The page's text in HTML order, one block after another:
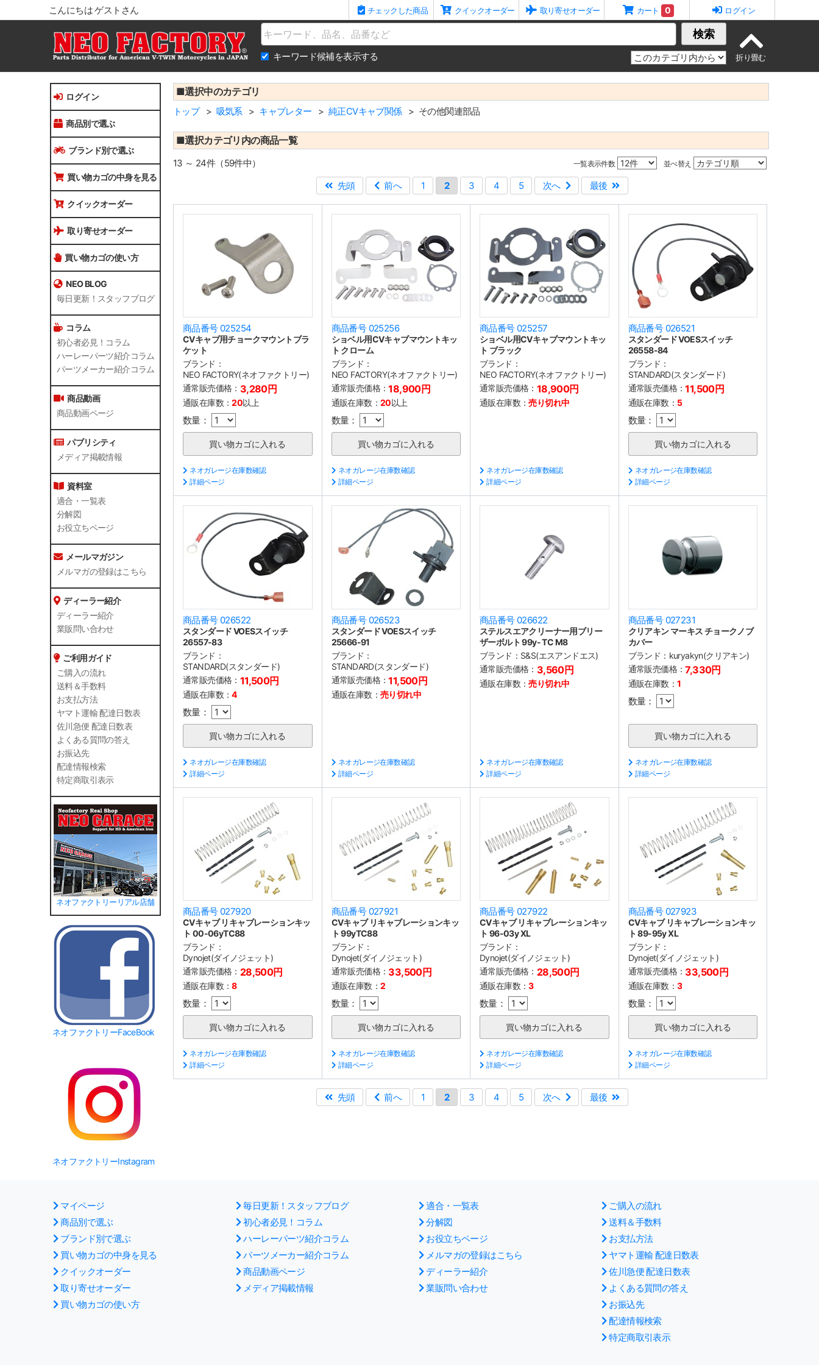
こんにちは ゲストさん チェックした商品 クイックオーダー 取り寄せオーダー カート 0 ログイン
Name 検索
キーワード候補を表示する
ログイン
商品別で選ぶ
ブランド別で選ぶ
買い物カゴの中身を見る
クイックオーダー
取り寄せオーダー
買い物カゴの使い方
NEO BLOG
毎日更新！スタッフブログ
コラム
初心者必見！コラム
ハーレーパーツ紹介コラム
パーツメーカー紹介コラム
商品動画
商品動画ページ
パブリシティ
メディア掲載情報
資料室
適合・一覧表
分解図
お役立ちページ
メールマガジン
メルマガの登録はこちら
ディーラー紹介
ディーラー紹介
業販問い合わせ
ご利用ガイド
ご購入の流れ
送料＆手数料
お支払方法
ヤマト運輸 配達日数表
佐川急便 配達日数表
よくある質問の答え
お振込先
配達情報検索
特定商取引表示
ネオファクトリーリアル店舗
ネオファクトリーFaceBook
ネオファクトリーInstagram
■選択中のカテゴリ
トップ 吸気系 キャブレター 純正CVキャブ関係 その他関連部品
■選択カテゴリ内の商品一覧
一覧表示件数 並べ替え
13 ～ 24件（59件中）
先頭
前へ 1 2 3 4 5 次へ 最後
商品番号 025254
CVキャブ用チョークマウントブラ
ケット
ブランド：
NEO FACTORY(ネオファクトリー)
通常販売価格： 3,280円
通販在庫数：20以上
数量：
ネオガレージ在庫数確認
詳細ページ
商品番号 025256
ショベル用CVキャブマウントキッ
ト クローム
ブランド：
NEO FACTORY(ネオファクトリー)
通常販売価格：18,900円
通販在庫数： 20以上
数量：
ネオガレージ在庫数確認
詳細ページ
商品番号 025257
ショベル用CVキャブマウントキッ
ト ブラック
ブランド：
NEO FACTORY(ネオファクトリー)
通常販売価格： 18,900円
通販在庫数：売り切れ中
ネオガレージ在庫数確認
詳細ページ
商品番号 026521
スタンダード VOESスイッチ
26558-84
ブランド：
STANDARD(スタンダード)
通常販売価格：11,500円
通販在庫数： 5
数量：
ネオガレージ在庫数確認
詳細ページ
商品番号 026522
スタンダード VOESスイッチ
26557-83
ブランド：
STANDARD(スタンダード)
通常販売価格： 11,500円
通販在庫数：4
数量：
ネオガレージ在庫数確認
詳細ページ
商品番号 026523
スタンダード VOESスイッチ
25666-91
ブランド：
STANDARD(スタンダード)
通常販売価格：11,500円
通販在庫数： 売り切れ中
ネオガレージ在庫数確認
詳細ページ
商品番号 026622
ステルスエアクリーナー用ブリー
ザーボルト 99y- TC M8
ブランド： S&S(エスアンドエス)
通常販売価格： 3,560円
通販在庫数：売り切れ中
ネオガレージ在庫数確認
詳細ページ
商品番号 027231
クリアキン マーキス チョークノブ
カバー
ブランド： kuryakyn(クリアキン)
通常販売価格：7,330円
通販在庫数： 1
数量：
ネオガレージ在庫数確認
詳細ページ
商品番号 027920
CVキャブ リキャブレーションキッ
ト 00-06yTC88
ブランド：
Dynojet(ダイノジェット)
通常販売価格： 28,500円
通販在庫数：8
数量：
ネオガレージ在庫数確認
詳細ページ
商品番号 027921
CVキャブ リキャブレーションキッ
ト 99yTC88
ブランド：
Dynojet(ダイノジェット)
通常販売価格： 33,500円
通販在庫数： 2
数量：
ネオガレージ在庫数確認
詳細ページ
商品番号 027922
CVキャブ リキャブレーションキッ
ト 96-03y XL
ブランド：
Dynojet(ダイノジェット)
通常販売価格： 28,500円
通販在庫数：3
数量：
ネオガレージ在庫数確認
詳細ページ
商品番号 027923
CVキャブ リキャブレーションキッ
ト 89-95y XL
ブランド：
Dynojet(ダイノジェット)
通常販売価格： 33,500円
通販在庫数： 3
数量：
ネオガレージ在庫数確認
詳細ページ
先頭 前へ 1 2 3 4 5 次へ 最後
マイページ
商品別で選ぶ
ブランド別で選ぶ
買い物カゴの中身を見る
クイックオーダー
取り寄せオーダー
買い物カゴの使い方
毎日更新！スタッフブログ
初心者必見！コラム
ハーレーパーツ紹介コラム
パーツメーカー紹介コラム
商品動画ページ
メディア掲載情報
適合・一覧表
分解図
お役立ちページ
メルマガの登録はこちら
ディーラー紹介
業販問い合わせ
ご購入の流れ
送料＆手数料
お支払方法
ヤマト運輸 配達日数表
佐川急便 配達日数表
よくある質問の答え
お振込先
配達情報検索
特定商取引表示